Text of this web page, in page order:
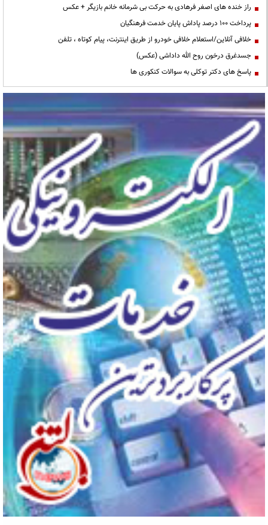
راز خنده های اصغر فرهادی به حرکت بی شرمانه خانم بازیگر + عکس
پرداخت ۱۰۰ درصد پاداش پایان خدمت فرهنگیان
خلافی آنلاین/استعلام خلافی خودرو از طریق اینترنت، پیام کوتاه ، تلفن
جسدغرق درخون روح الله داداشی (عکس)
پاسخ های دکتر توکلی به سوالات کنکوری ها